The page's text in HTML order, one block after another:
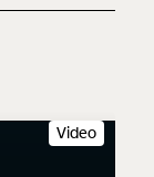
Video